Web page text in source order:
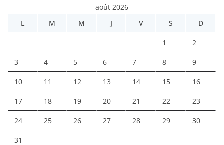
août 2026
L
M M J V S D
1 2
3 4 5 6 7 8 9
10 11 12 13 14 15 16
17 18 19 20 21 22 23
24 25 26 27 28 29 30
31